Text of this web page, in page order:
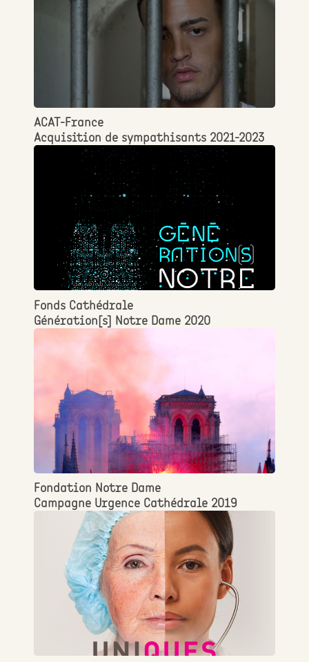
ACAT-France
Acquisition de sympathisants 2021-2023
Fonds Cathédrale
Génération[s] Notre Dame 2020
Fondation Notre Dame
Campagne Urgence Cathédrale 2019